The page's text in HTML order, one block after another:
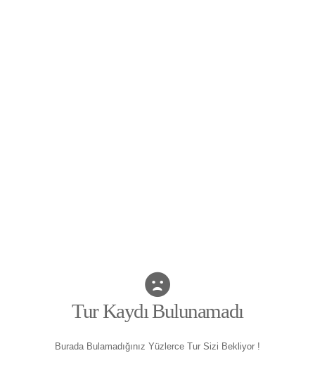
Tur Kaydı Bulunamadı
Burada Bulamadığınız Yüzlerce Tur Sizi Bekliyor !